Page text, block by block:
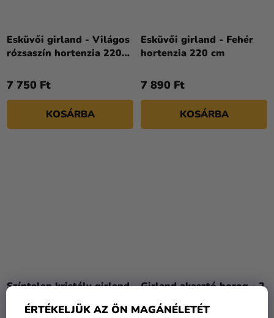
ÉRTÉKELJÜK AZ ÖN MAGÁNÉLETÉT
Esküvői girland - Világos
rózsaszín hortenzia 220
7 750 Ft
KOSÁRBA
Esküvői girland - Fehér
hortenzia 220 cm
7 890 Ft
KOSÁRBA
Színtelen kristály girland
100 cm
Girland akasztó horog - 2